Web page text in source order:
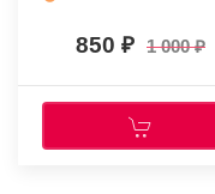
850 1 000